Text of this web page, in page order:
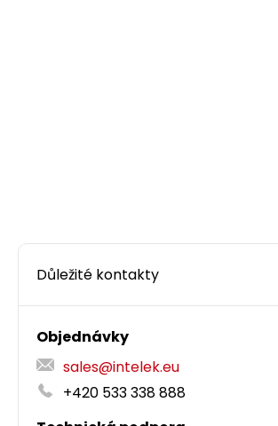
Důležité kontakty
Objednávky
sales@intelek.eu
+420 533 338 888